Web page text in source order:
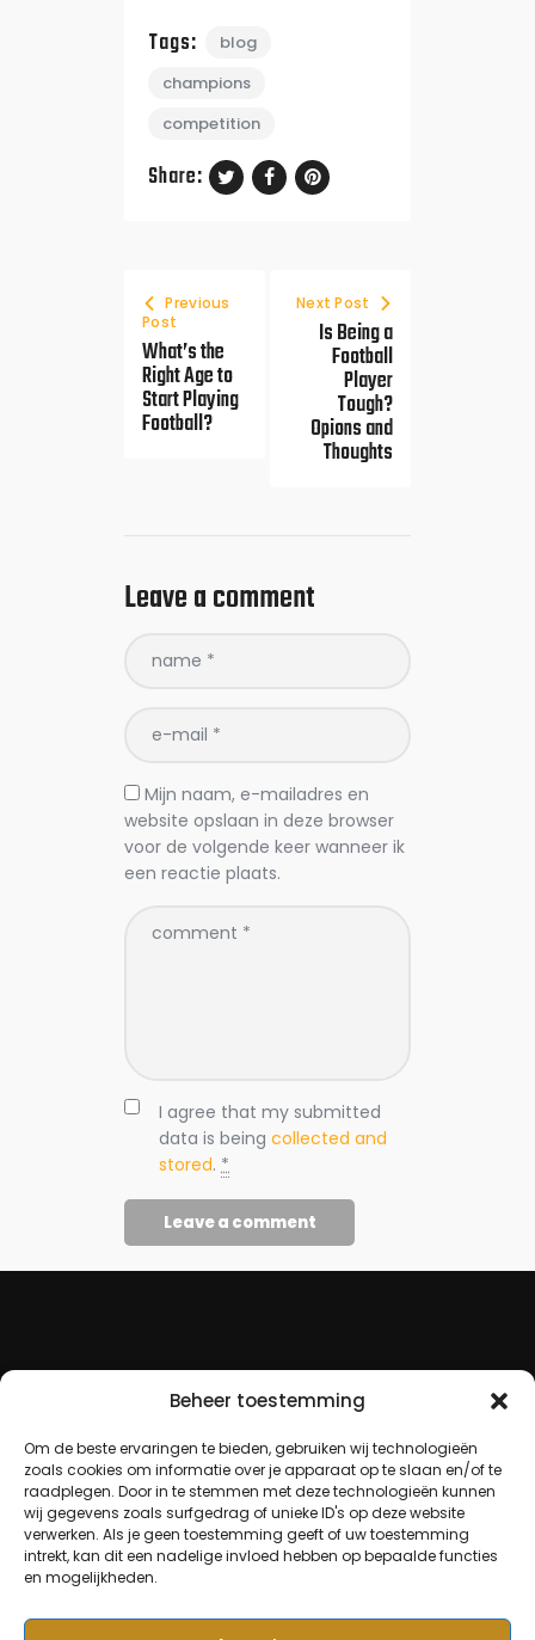
Beheer toestemming
Om de beste ervaringen te bieden, gebruiken wij technologieën
zoals cookies om informatie over je apparaat op te slaan en/of te
raadplegen. Door in te stemmen met deze technologieën kunnen
wij gegevens zoals surfgedrag of unieke ID's op deze website
verwerken. Als je geen toestemming geeft of uw toestemming
intrekt, kan dit een nadelige invloed hebben op bepaalde functies
en mogelijkheden.
Tags:
blog
champions
competition
Share:
Previous
Post
What’s the
Right Age to
Start Playing
Football?
Next Post
Is Being a
Football
Player
Tough?
Opions and
Thoughts
Leave a comment
Mijn naam, e-mailadres en
website opslaan in deze browser
voor de volgende keer wanneer ik
een reactie plaats.
I agree that my submitted
data is beingcollected and
stored. *